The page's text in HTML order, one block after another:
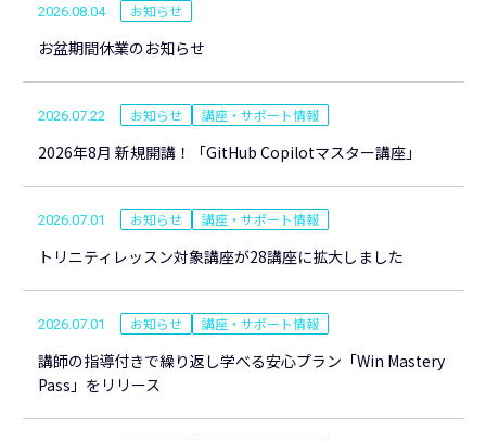
2026.08.04 お知らせ
お盆期間休業のお知らせ
2026.07.22 お知らせ 講座・サポート情報
2026年8月 新規開講！「GitHub Copilotマスター講座」
2026.07.01 お知らせ 講座・サポート情報
トリニティレッスン対象講座が28講座に拡大しました
2026.07.01 お知らせ 講座・サポート情報
講師の指導付きで繰り返し学べる安心プラン「Win Mastery
Pass」をリリース